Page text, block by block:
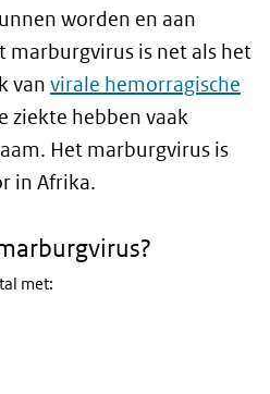
worden en aan
marburgvirus is net als het
van virale hemorragische
ziekte hebben vaak
Het marburgvirus is
in Afrika.
met: